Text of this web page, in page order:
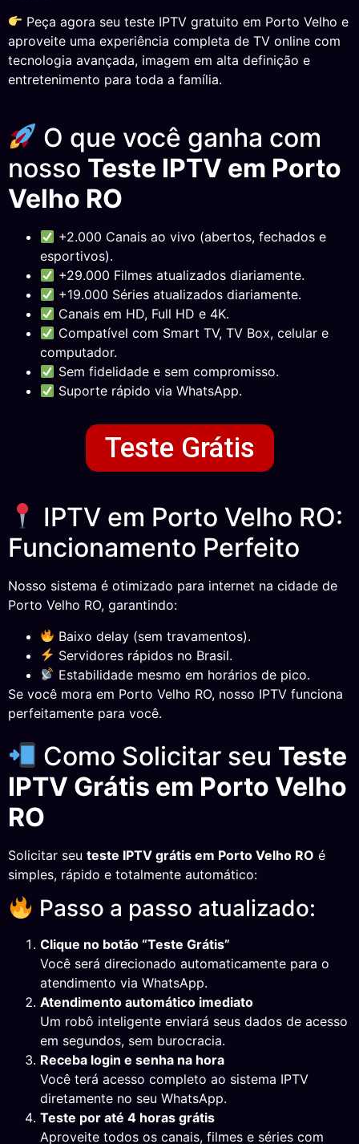
Peça agora seu teste IPTV gratuito em Porto Velho e
aproveite uma experiência completa de TV online com
tecnologia avançada, imagem em alta definição e
entretenimento para toda a família.
O que você ganha com
nosso Teste IPTV em Porto
Velho RO
+2.000 Canais ao vivo (abertos, fechados e
esportivos).
+29.000 Filmes atualizados diariamente.
+19.000 Séries atualizados diariamente.
Canais em HD, Full HD e 4K.
Compatível com Smart TV, TV Box, celular e
computador.
Sem fidelidade e sem compromisso.
Suporte rápido via WhatsApp.
Teste Grátis
IPTV em Porto Velho RO:
Funcionamento Perfeito
Nosso sistema é otimizado para internet na cidade de
Porto Velho RO, garantindo:
Baixo delay (sem travamentos).
Servidores rápidos no Brasil.
Estabilidade mesmo em horários de pico.
Se você mora em Porto Velho RO, nosso IPTV funciona
perfeitamente para você.
Como Solicitar seu Teste
IPTV Grátis em Porto Velho
RO
Solicitar seu teste IPTV grátis em Porto Velho RO é
simples, rápido e totalmente automático:
Passo a passo atualizado:
Clique no botão “Teste Grátis”
Você será direcionado automaticamente para o
atendimento via WhatsApp.
Atendimento automático imediato
Um robô inteligente enviará seus dados de acesso
em segundos, sem burocracia.
Receba login e senha na hora
Você terá acesso completo ao sistema IPTV
diretamente no seu WhatsApp.
Teste por até 4 horas grátis
Aproveite todos os canais, filmes e séries com